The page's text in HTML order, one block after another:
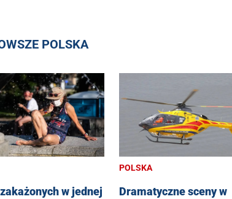
POLSKA
w jednej
POLSKA
Dramatyczne sceny w